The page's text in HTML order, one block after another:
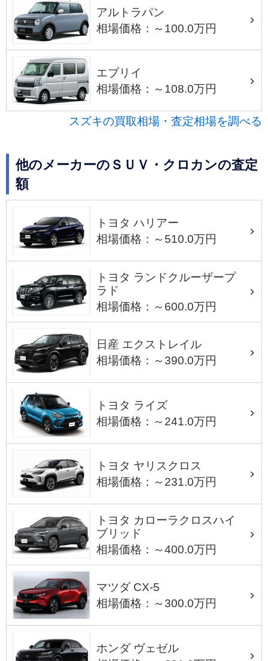
アルトラパン
相場価格：～100.0万円
エブリイ
相場価格：～108.0万円
スズキの買取相場・査定相場を調べる
他のメーカーのＳＵＶ・クロカンの査定
額
トヨタ ハリアー
相場価格：～510.0万円
トヨタ ランドクルーザープ
ラド
相場価格：～600.0万円
日産 エクストレイル
相場価格：～390.0万円
トヨタ ライズ
相場価格：～241.0万円
トヨタ ヤリスクロス
相場価格：～231.0万円
トヨタ カローラクロスハイ
ブリッド
相場価格：～400.0万円
マツダ CX-5
相場価格：～300.0万円
ホンダ ヴェゼル